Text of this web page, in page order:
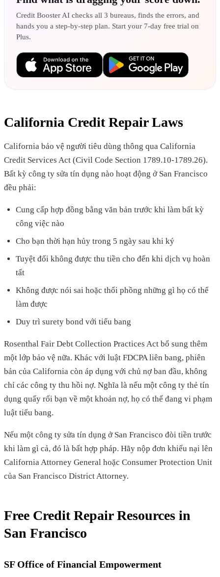
Credit Booster AI checks all 3 bureaus, finds the errors, and
hands you a step-by-step plan. Start your 7-day free trial on
Plus.
California Credit Repair Laws
California bảo vệ người tiêu dùng thông qua California
Credit Services Act (Civil Code Section 1789.10-1789.26).
Bất kỳ công ty sửa tín dụng nào hoạt động ở San Francisco
đều phải:
Cung cấp hợp đồng bằng văn bản trước khi làm bất kỳ
công việc nào
Cho bạn thời hạn hủy trong 5 ngày sau khi ký
Tuyệt đối không được thu tiền cho đến khi dịch vụ hoàn
tất
Không được nói sai hoặc thổi phồng những gì họ có thể
làm được
Duy trì surety bond với tiểu bang
Rosenthal Fair Debt Collection Practices Act bổ sung thêm
một lớp bảo vệ nữa. Khác với luật FDCPA liên bang, phiên
bản của California còn áp dụng với chủ nợ ban đầu, không
chỉ các công ty thu hồi nợ. Nghĩa là nếu một công ty thẻ tín
dụng quấy rối bạn về một khoản nợ, họ có thể đang vi phạm
luật tiểu bang.
Nếu một công ty sửa tín dụng ở San Francisco đòi tiền trước
khi làm gì cả, đó là bất hợp pháp. Hãy nộp đơn khiếu nại lên
California Attorney General hoặc Consumer Protection Unit
của San Francisco District Attorney.
Free Credit Repair Resources in
San Francisco
SF Office of Financial Empowerment